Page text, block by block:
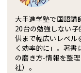
大手進学塾で国語講
20台の勉強しない
供まで幅広いレベル
く効率的に」。著
の磨き方-情報を整
社）。